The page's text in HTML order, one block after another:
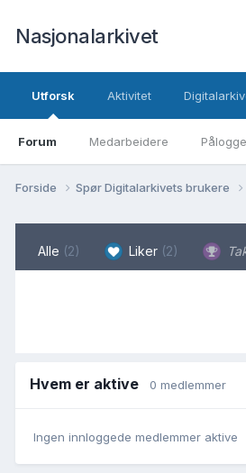
Nasjonalarkivet
Utforsk
Forum Medarbeidere
Aktivitet
Forside Spør Digitalarkivets brukere
Alle (2) Liker (2)
Hvem er aktive 0 medlemmer
Ingen innloggede medlemmer aktive